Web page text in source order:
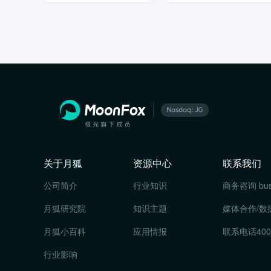
关于月狐
公司简介
月狐研究院
月狐小百科
行业影响
资源中心
行业知识
知识主题
应用情报
联系我们
商务咨询
媒体合作/数
联系电话